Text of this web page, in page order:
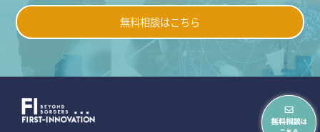
無料相談はこちら